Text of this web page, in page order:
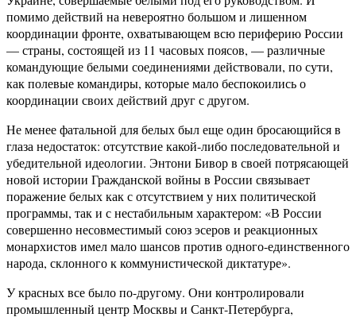
помимо действий на невероятно большом и лишенном
координации фронте, охватывающем всю периферию России
— страны, состоящей из 11 часовых поясов, — различные
командующие белыми соединениями действовали, по сути,
как полевые командиры, которые мало беспокоились о
координации своих действий друг с другом.
Не менее фатальной для белых был еще один бросающийся в
глаза недостаток: отсутствие какой-либо последовательной и
убедительной идеологии. Энтони Бивор в своей потрясающей
новой истории Гражданской войны в России связывает
поражение белых как с отсутствием у них политической
программы, так и с нестабильным характером: «В России
совершенно несовместимый союз эсеров и реакционных
монархистов имел мало шансов против одного-единственного
народа, склонного к коммунистической диктатуре».
У красных все было по-другому. Они контролировали
промышленный центр Москвы и Санкт-Петербурга,